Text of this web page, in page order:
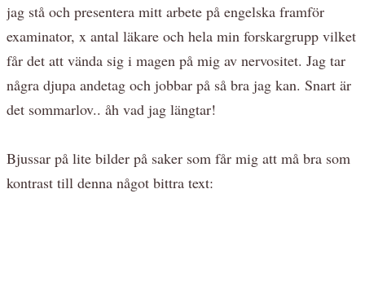
jag stå och presentera mitt arbete på engelska framför
examinator, x antal läkare och hela min forskargrupp vilket
får det att vända sig i magen på mig av nervositet. Jag tar
några djupa andetag och jobbar på så bra jag kan. Snart är
det sommarlov.. åh vad jag längtar!
Bjussar på lite bilder på saker som får mig att må bra som
kontrast till denna något bittra text: